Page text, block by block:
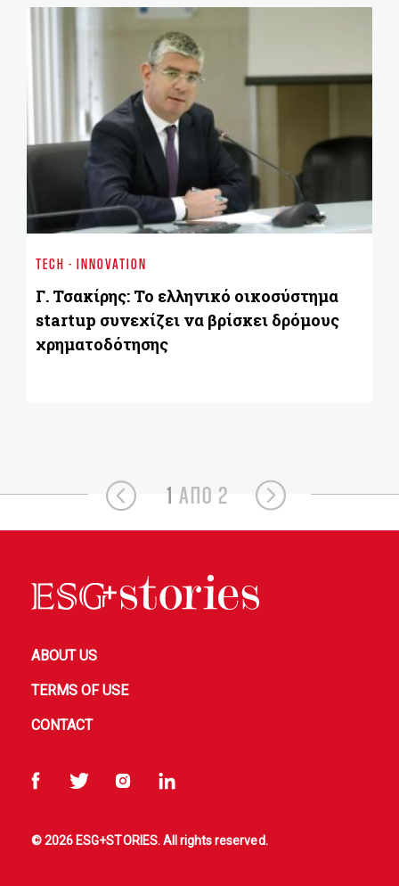
TECH - INNOVATION
Γ. Τσακίρης: Το ελληνικό οικοσύστημα
startup συνεχίζει να βρίσκει δρόμους
χρηματοδότησης
1 ΑΠΟ 2
ABOUT US
TERMS OF USE
CONTACT
© 2026 ESG+STORIES. All rights reserved.